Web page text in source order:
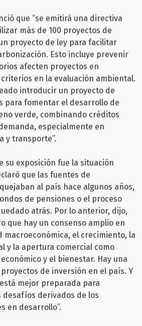
que “se emitirá una directiva
más de 100 proyectos de
proyecto de ley para facilitar
Esto incluye prevenir
afecten proyectos en
en la evaluación ambiental.
introducir un proyecto de
para fomentar el desarrollo de
verde, combinando créditos
especialmente en
y transporte”.
su exposición fue la situación
que las fuentes de
al país hace algunos años,
de pensiones o el proceso
atrás. Por lo anterior, dijo,
que hay un consenso amplio en
el crecimiento, la
y la apertura comercial como
y el bienestar. Hay una
de inversión en el país. Y
mejor preparada para
derivados de los
en desarrollo”.